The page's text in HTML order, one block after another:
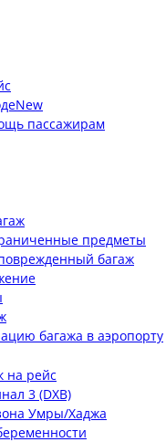
New
пассажирам
предметы
багаж
багажа в аэропорту
на рейс
3 (DXB)
Умры/Хаджа